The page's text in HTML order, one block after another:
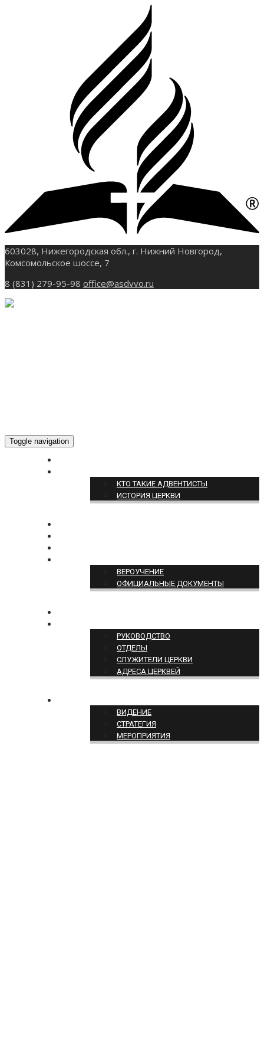
603028, Нижегородская обл., г. Нижний Новгород,
Комсомольское шоссе, 7
8 (831) 279-95-98 office@asdvvo.ru
Toggle navigation
КТО ТАКИЕ АДВЕНТИСТЫ
ИСТОРИЯ ЦЕРКВИ
ВЕРОУЧЕНИЕ
ОФИЦИАЛЬНЫЕ ДОКУМЕНТЫ
РУКОВОДСТВО
ОТДЕЛЫ
СЛУЖИТЕЛИ ЦЕРКВИ
АДРЕСА ЦЕРКВЕЙ
ВИДЕНИЕ
СТРАТЕГИЯ
МЕРОПРИЯТИЯ